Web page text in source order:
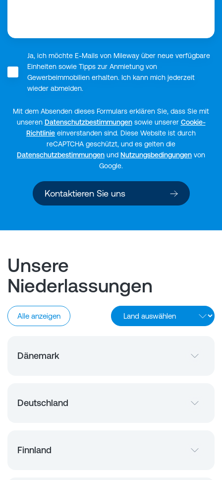
Ja, ich möchte E-Mails von Mileway über neue verfügbare
Einheiten sowie Tipps zur Anmietung von
Gewerbeimmobilien erhalten. Ich kann mich jederzeit
wieder abmelden.
Mit dem Absenden dieses Formulars erklären Sie, dass Sie mit
unseren Datenschutzbestimmungensowie unserer Cookie-
Richtlinie einverstanden sind. Diese Website ist durch
reCAPTCHA geschützt, und es gelten die
Datenschutzbestimmungen und Nutzungsbedingungen von
Google.
Kontaktieren Sie uns
Unsere
Niederlassungen
Alle anzeigen
Dänemark
Deutschland
Finnland